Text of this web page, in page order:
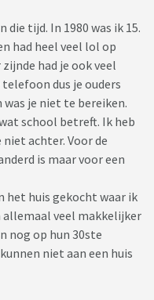
tijd. In 1980 was ik 15.
had heel veel lol op
had je ook veel
dus je ouders
was je niet te bereiken.
school betreft. Ik heb
achter. Voor de
is maar voor een
het huis gekocht waar ik
allemaal veel makkelijker
nog op hun 30ste
niet aan een huis